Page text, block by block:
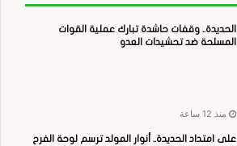
الحديدة.. وقفات حاشدة تبارك عملية القوات
المسلحة ضد تحشيدات العدو
منذ 12 ساعة
على امتداد الحديدة.. أنوار المولد ترسم لوحة الفرح